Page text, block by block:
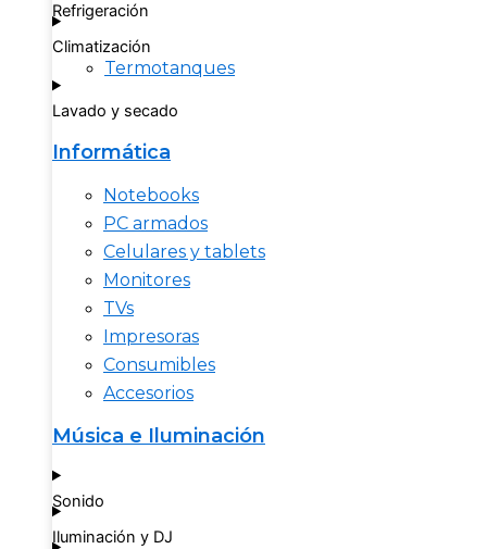
Refrigeración
Climatización
Termotanques
Lavado y secado
Informática
Notebooks
PC armados
Celulares y tablets
Monitores
TVs
Impresoras
Consumibles
Accesorios
Música e Iluminación
Sonido
Iluminación y DJ